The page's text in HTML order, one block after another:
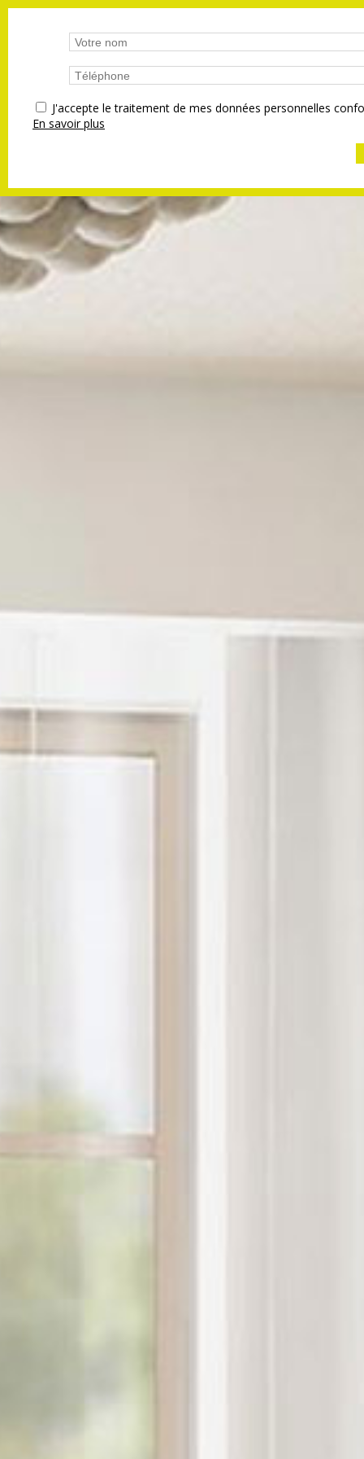
J'accepte le traitement de mes données personnelles
En savoir plus